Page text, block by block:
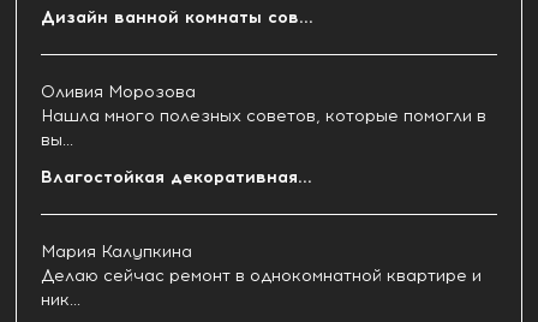
Дизайн ванной комнаты сов...
Оливия Морозова
Нашла много полезных советов, которые помогли в
вы...
Влагостойкая декоративная...
Мария Калупкина
Делаю сейчас ремонт в однокомнатной квартире и
ник...